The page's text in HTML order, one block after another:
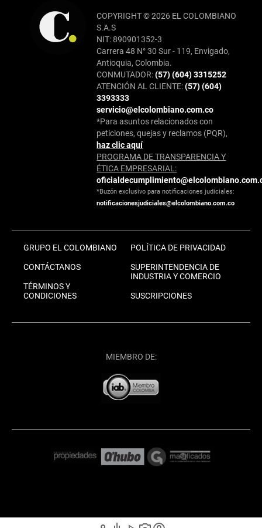
COPYRIGHT © 2026 EL COLOMBIANO
S.A.S
NIT: 890901352-3
Carrera 48 N° 30 Sur - 119, Envigado,
Antioquia, Colombia.
CONMUTADOR:(57) (604) 3315252
ATENCIÓN AL CLIENTE:(57) (604)
3393333
servicio@elcolombiano.com.co
*Para asuntos relacionados con
peticiones, quejas y reclamos (PQR),
haz clic aquí
PROGRAMA DE TRANSPARENCIA Y
ÉTICA EMPRESARIAL:
*Buzón exclusivo para notificaciones judiciales:
notificacionesjudiciales@elcolombiano.com.co
GRUPO EL COLOMBIANO
CONTÁCTANOS
TÉRMINOS Y
CONDICIONES
POLÍTICA DE PRIVACIDAD
SUPERINTENDENCIA DE
INDUSTRIA Y COMERCIO
SUSCRIPCIONES
MIEMBRO DE: